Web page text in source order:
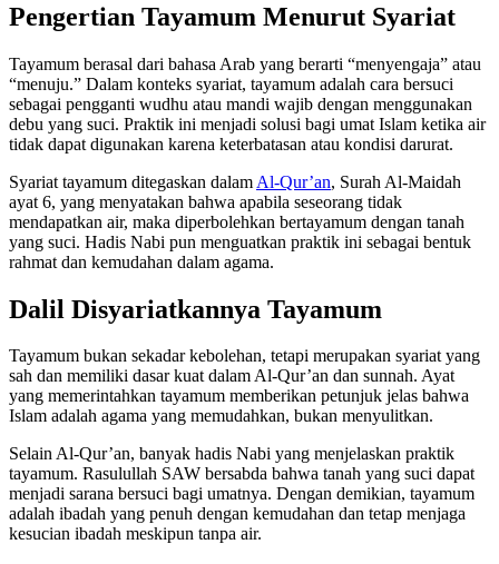
Pengertian Tayamum Menurut Syariat
Tayamum berasal dari bahasa Arab yang berarti “menyengaja” atau
“menuju.” Dalam konteks syariat, tayamum adalah cara bersuci
sebagai pengganti wudhu atau mandi wajib dengan menggunakan
debu yang suci. Praktik ini menjadi solusi bagi umat Islam ketika air
tidak dapat digunakan karena keterbatasan atau kondisi darurat.
Syariat tayamum ditegaskan dalam Al-Qur’an, Surah Al-Maidah
ayat 6, yang menyatakan bahwa apabila seseorang tidak
mendapatkan air, maka diperbolehkan bertayamum dengan tanah
yang suci. Hadis Nabi pun menguatkan praktik ini sebagai bentuk
rahmat dan kemudahan dalam agama.
Dalil Disyariatkannya Tayamum
Tayamum bukan sekadar kebolehan, tetapi merupakan syariat yang
sah dan memiliki dasar kuat dalam Al-Qur’an dan sunnah. Ayat
yang memerintahkan tayamum memberikan petunjuk jelas bahwa
Islam adalah agama yang memudahkan, bukan menyulitkan.
Selain Al-Qur’an, banyak hadis Nabi yang menjelaskan praktik
tayamum. Rasulullah SAW bersabda bahwa tanah yang suci dapat
menjadi sarana bersuci bagi umatnya. Dengan demikian, tayamum
adalah ibadah yang penuh dengan kemudahan dan tetap menjaga
kesucian ibadah meskipun tanpa air.